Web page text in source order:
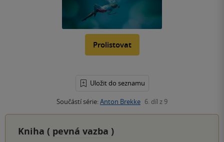
Prolistovat
Uložit do seznamu
Součástí série:Anton Brekke 6. díl z 9
Kniha ( pevná vazba )